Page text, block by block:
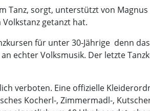
Tanz, sorgt, unterstützt von Magnus
getanzt hat.
für unter 30-Jährige  denn
echter Volksmusik. Der letzte
verboten. Eine offizielle
Kocherl-, Zimmermadl-,